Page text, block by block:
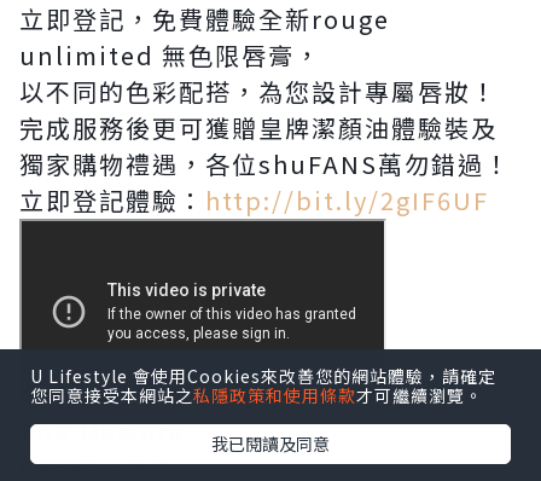
立即登記，免費體驗全新rouge
unlimited 無色限唇膏，
以不同的色彩配搭，為您設計專屬唇妝！
完成服務後更可獲贈皇牌潔顏油體驗裝及
獨家購物禮遇，各位shuFANS萬勿錯過！
立即登記體驗： http://bit.ly/2gIF6UF
Shu Uemura
Facebook：
U Lifestyle 會使用Cookies來改善您的網站體驗，請確定
您同意接受本網站之私隱政策和使用條款才可繼續瀏覽。
我已閱讀及同意